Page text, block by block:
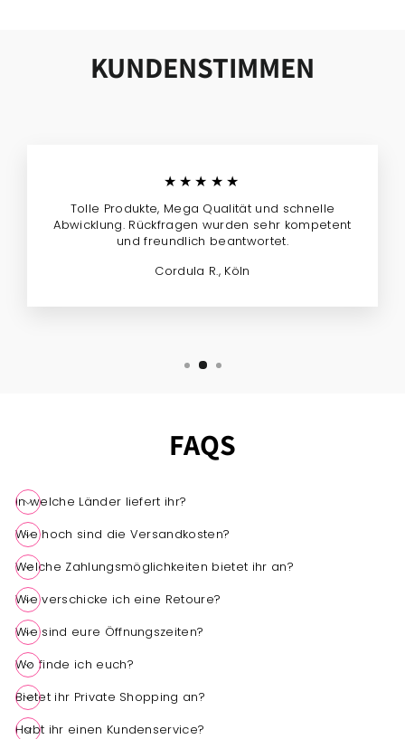
KUNDENSTIMMEN
★★★★★
Tolle Produkte, Mega Qualität und schnelle
Abwicklung. Rückfragen wurden sehr kompetent
und freundlich beantwortet.
Cordula R., Köln
FAQS
In welche Länder liefert ihr?
Wie hoch sind die Versandkosten?
Welche Zahlungsmöglichkeiten bietet ihr an?
Wie verschicke ich eine Retoure?
Wie sind eure Öffnungszeiten?
Wo finde ich euch?
Bietet ihr Private Shopping an?
Habt ihr einen Kundenservice?
4,7 Rating 1.538 Bewertungen
Suzanne Freiberg
Alles bestens! Immer wieder gerne!
Hilfreich? Ja Teilen
Twitter